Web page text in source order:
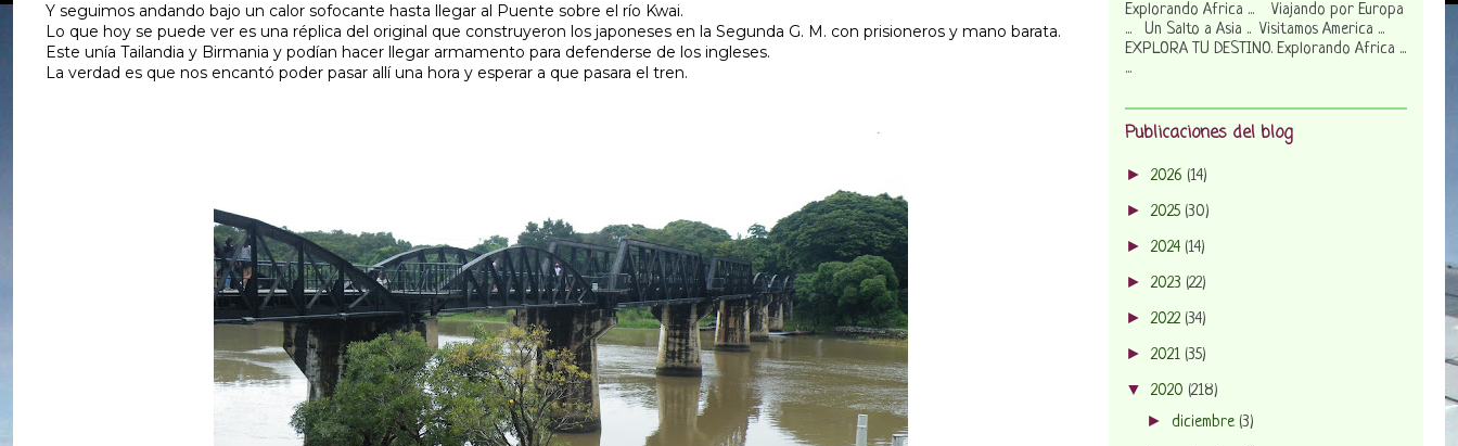
Y seguimos andando bajo un calor sofocante hasta llegar al Puente sobre el río Kwai.
Lo que hoy se puede ver es una réplica del original que construyeron los japoneses en la Segunda G. M. con prisioneros y mano barata.
Este unía Tailandia y Birmania y podían hacer llegar armamento para defenderse de los ingleses.
La verdad es que nos encantó poder pasar allí una hora y esperar a que pasara el tren.
Explorando Africa ... Viajando por Europa
... Un Salto a Asia .. Visitamos America ...
EXPLORA TU DESTINO. Explorando Africa ...
...
Publicaciones del blog
► 2026 (14)
► 2025 (30)
► 2024 (14)
► 2023 (22)
► 2022 (34)
► 2021 (35)
▼ 2020 (218)
► diciembre (3)